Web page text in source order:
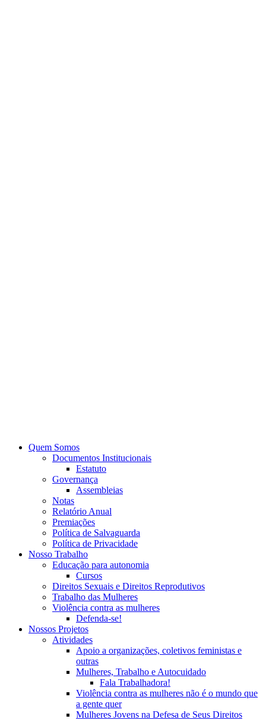
Quem Somos
Documentos Institucionais
Estatuto
Governança
Assembleias
Notas
Relatório Anual
Premiações
Política de Salvaguarda
Política de Privacidade
Nosso Trabalho
Educação para autonomia
Cursos
Direitos Sexuais e Direitos Reprodutivos
Trabalho das Mulheres
Violência contra as mulheres
Defenda-se!
Nossos Projetos
Atividades
Apoio a organizações, coletivos feministas e
outras
Mulheres, Trabalho e Autocuidado
Fala Trabalhadora!
Violência contra as mulheres não é o mundo que
a gente quer
Mulheres Jovens na Defesa de Seus Direitos